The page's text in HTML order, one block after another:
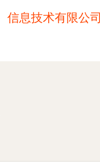
信息技术有限公司